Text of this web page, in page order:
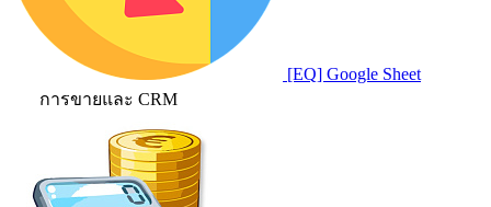
[EQ] Google Sheet
การขายและ CRM